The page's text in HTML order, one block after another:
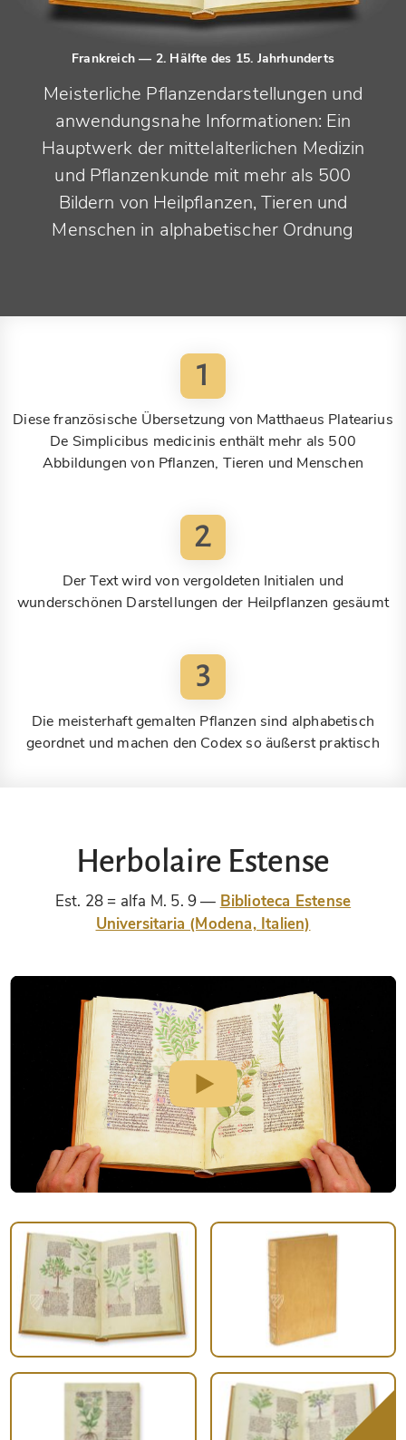
Frankreich— 2. Hälfte des 15. Jahrhunderts
Meisterliche Pflanzendarstellungen und
anwendungsnahe Informationen: Ein
Hauptwerk der mittelalterlichen Medizin
und Pflanzenkunde mit mehr als 500
Bildern von Heilpflanzen, Tieren und
Menschen in alphabetischer Ordnung
1
Diese französische Übersetzung von Matthaeus Platearius
De Simplicibus medicinis enthält mehr als 500
Abbildungen von Pflanzen, Tieren und Menschen
2
Der Text wird von vergoldeten Initialen und
wunderschönen Darstellungen der Heilpflanzen gesäumt
3
Die meisterhaft gemalten Pflanzen sind alphabetisch
geordnet und machen den Codex so äußerst praktisch
Herbolaire Estense
Est. 28 = alfa M. 5. 9
Biblioteca Estense
Universitaria (Modena, Italien)